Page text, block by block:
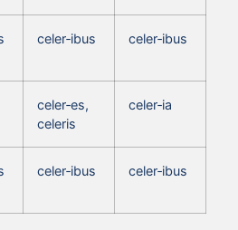
celer‑ibus celer‑ibus
celer‑es,
celeris
celer‑ia
celer‑ibus celer‑ibus